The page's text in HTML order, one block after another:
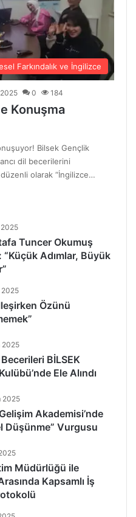
Farkındalık ve İngilizce
0 184
Konuşma
Bilsek Gençlik
dil becerilerini
olarak “İngilizce…
2025
Tuncer Okumuş
“Küçük Adımlar, Büyük
2025
Özünü
2025
Becerileri BİLSEK
Ele Alındı
2025
Akademisi’nde
Düşünme” Vurgusu
Müdürlüğü ile
Kapsamlı İş